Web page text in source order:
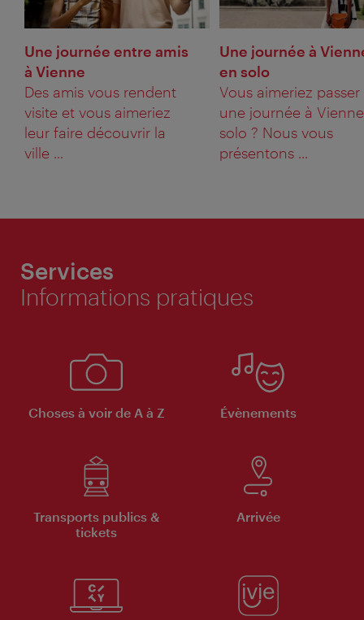
Une journée entre amis
à Vienne
Des amis vous rendent
visite et vous aimeriez
leur faire découvrir la
ville ...
Une journée à
en solo
Vous aimeriez passer
une journée à
solo ? Nous vous
présentons ...
Services
Informations pratiques
Choses à voir de A à Z Évènements
Transports publics &
tickets
Arrivée